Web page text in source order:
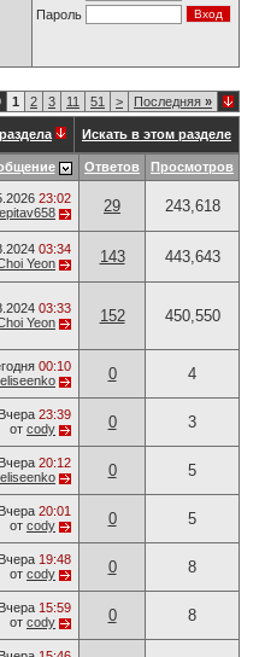
Пароль
1 2 3 11 51 > Последняя »
Искать в этом разделе
Ответов Просмотров
23:02
29 243,618
03:34
Yeon
143 443,643
03:33
Yeon
152 450,550
00:10
eliseenko
0 4
23:39
от cody 0 3
20:12
eliseenko
0 5
20:01
от cody 0 5
19:48
от cody 0 8
15:59
от cody 0 8